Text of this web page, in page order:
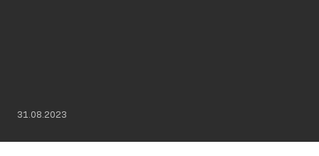
31.08.2023